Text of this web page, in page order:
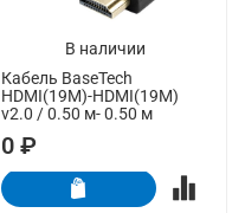
В наличии
Кабель BaseTech
HDMI(19M)-HDMI(19M)
v2.0 / 0.50 м- 0.50 м
0 ₽